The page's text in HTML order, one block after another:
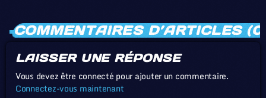
COMMENTAIRES D’ARTICLES
LAISSER UNE RÉPONSE
Vous devez être connecté pour ajouter un commentaire.
Connectez-vous maintenant